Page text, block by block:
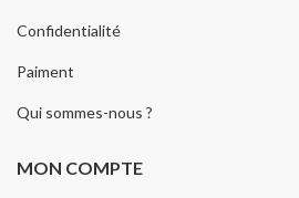
Confidentialité
Paiment
Qui sommes-nous ?
MON COMPTE